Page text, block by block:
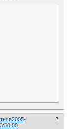
2
2005-